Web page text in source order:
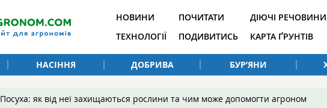
НОВИНИ
ТЕХНОЛОГІЇ
ПОЧИТАТИ
ПОДИВИТИСЬ
ДІЮЧІ РЕЧОВИНИ
КАРТА ҐРУНТІВ
НАСІННЯ ДОБРИВА БУР’ЯНИ
Посуха: як від неї захищаються рослини та чим може допомогти агроном